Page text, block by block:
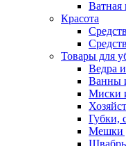
Ватная
Красота
Товары для
Ведра
Ванны
Миски
Губки,
Мешки